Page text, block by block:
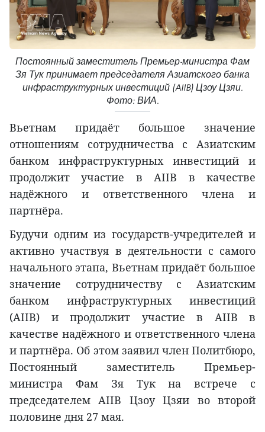
Постоянный заместитель Премьер-министра Фам
Зя Тук принимает председателя Азиатского банка
инфраструктурных инвестиций (AIIB) Цзоу Цзяи.
Фото: ВИА.
Вьетнам придаёт большое значение
отношениям сотрудничества с Азиатским
банком инфраструктурных инвестиций и
продолжит участие в AIIB в качестве
надёжного и ответственного члена и
партнёра.
Будучи одним из государств-учредителей и
активно участвуя в деятельности с самого
начального этапа, Вьетнам придаёт большое
значение сотрудничеству с Азиатским
банком инфраструктурных инвестиций
(AIIB) и продолжит участие в AIIB в
качестве надёжного и ответственного члена
и партнёра. Об этом заявил член Политбюро,
Постоянный заместитель Премьер-
министра Фам Зя Тук на встрече с
председателем AIIB Цзоу Цзяи во второй
половине дня 27 мая.